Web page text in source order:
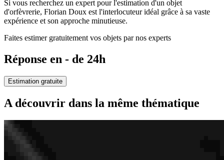
Si vous recherchez un expert pour l'estimation d'un objet
d'orfèvrerie, Florian Doux est l'interlocuteur idéal grâce à sa vaste
expérience et son approche minutieuse.
Faites estimer gratuitement vos objets par nos experts
Réponse en - de 24h
Estimation gratuite
A découvrir dans la même thématique